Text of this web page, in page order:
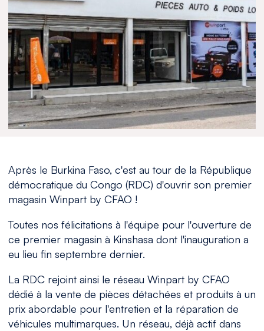
Après le Burkina Faso, c'est au tour de la République
démocratique du Congo (RDC) d'ouvrir son premier
magasin Winpart by CFAO !
Toutes nos félicitations à l'équipe pour l'ouverture de
ce premier magasin à Kinshasa dont l'inauguration a
eu lieu fin septembre dernier.
La RDC rejoint ainsi le réseau Winpart by CFAO
dédié à la vente de pièces détachées et produits à un
prix abordable pour l'entretien et la réparation de
véhicules multimarques. Un réseau, déjà actif dans